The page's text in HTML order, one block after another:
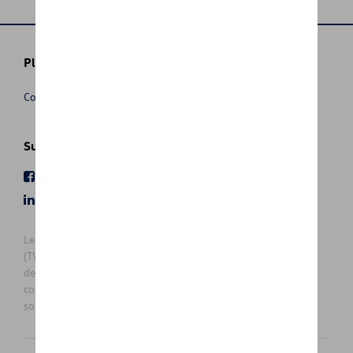
Plus d'informations
Conditions de vente
Suivez nous
Les prix affichés sur le présent site sont des prix recommandés
(TVAc), hors éventuels frais de montage. Pour connaitre le prix
de vente actuel et les éventuels frais de montage, veuillez
contacter votre concessionnaire/agent. Les prix recommandés
sont sujets à des changements sans préavis.